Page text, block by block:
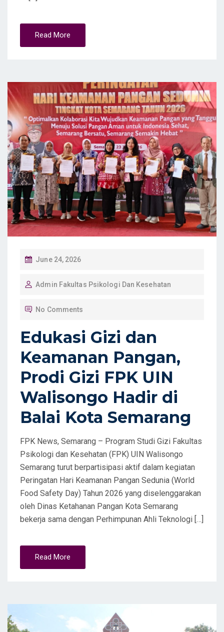
Read More
P
S
D
O
N
June 24, 2026
Admin Fakultas Psikologi Dan Kesehatan
No Comments
Edukasi Gizi dan
Keamanan Pangan,
Prodi Gizi FPK UIN
Walisongo Hadir di
Balai Kota Semarang
FPK News, Semarang – Program Studi Gizi Fakultas
Psikologi dan Kesehatan (FPK) UIN Walisongo
Semarang turut berpartisipasi aktif dalam kegiatan
Peringatan Hari Keamanan Pangan Sedunia (World
Food Safety Day) Tahun 2026 yang diselenggarakan
oleh Dinas Ketahanan Pangan Kota Semarang
bekerja sama dengan Perhimpunan Ahli Teknologi […]
Read More